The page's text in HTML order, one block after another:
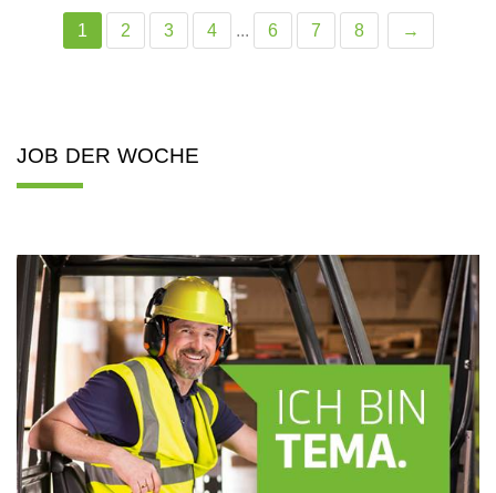
1 2 3 4 ... 6 7 8 →
JOB DER WOCHE